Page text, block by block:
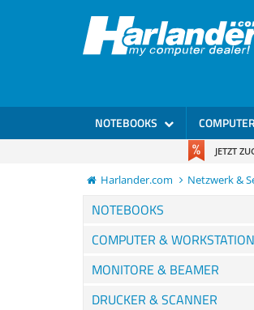
NOTEBOOKS
JETZT
Harlander.com Netzwerk &
NOTEBOOKS
COMPUTER &
MONITORE & BEAMER
DRUCKER & SCANNER